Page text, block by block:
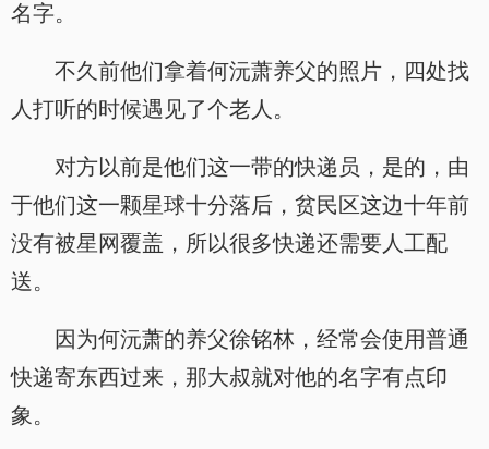
名字。
不久前他们拿着何沅萧养父的照片，四处找
人打听的时候遇见了个老人。
对方以前是他们这一带的快递员，是的，由
于他们这一颗星球十分落后，贫民区这边十年前
没有被星网覆盖，所以很多快递还需要人工配
送。
因为何沅萧的养父徐铭林，经常会使用普通
快递寄东西过来，那大叔就对他的名字有点印
象。